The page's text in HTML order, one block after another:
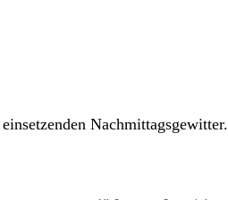
Nachmittagsgewitter.